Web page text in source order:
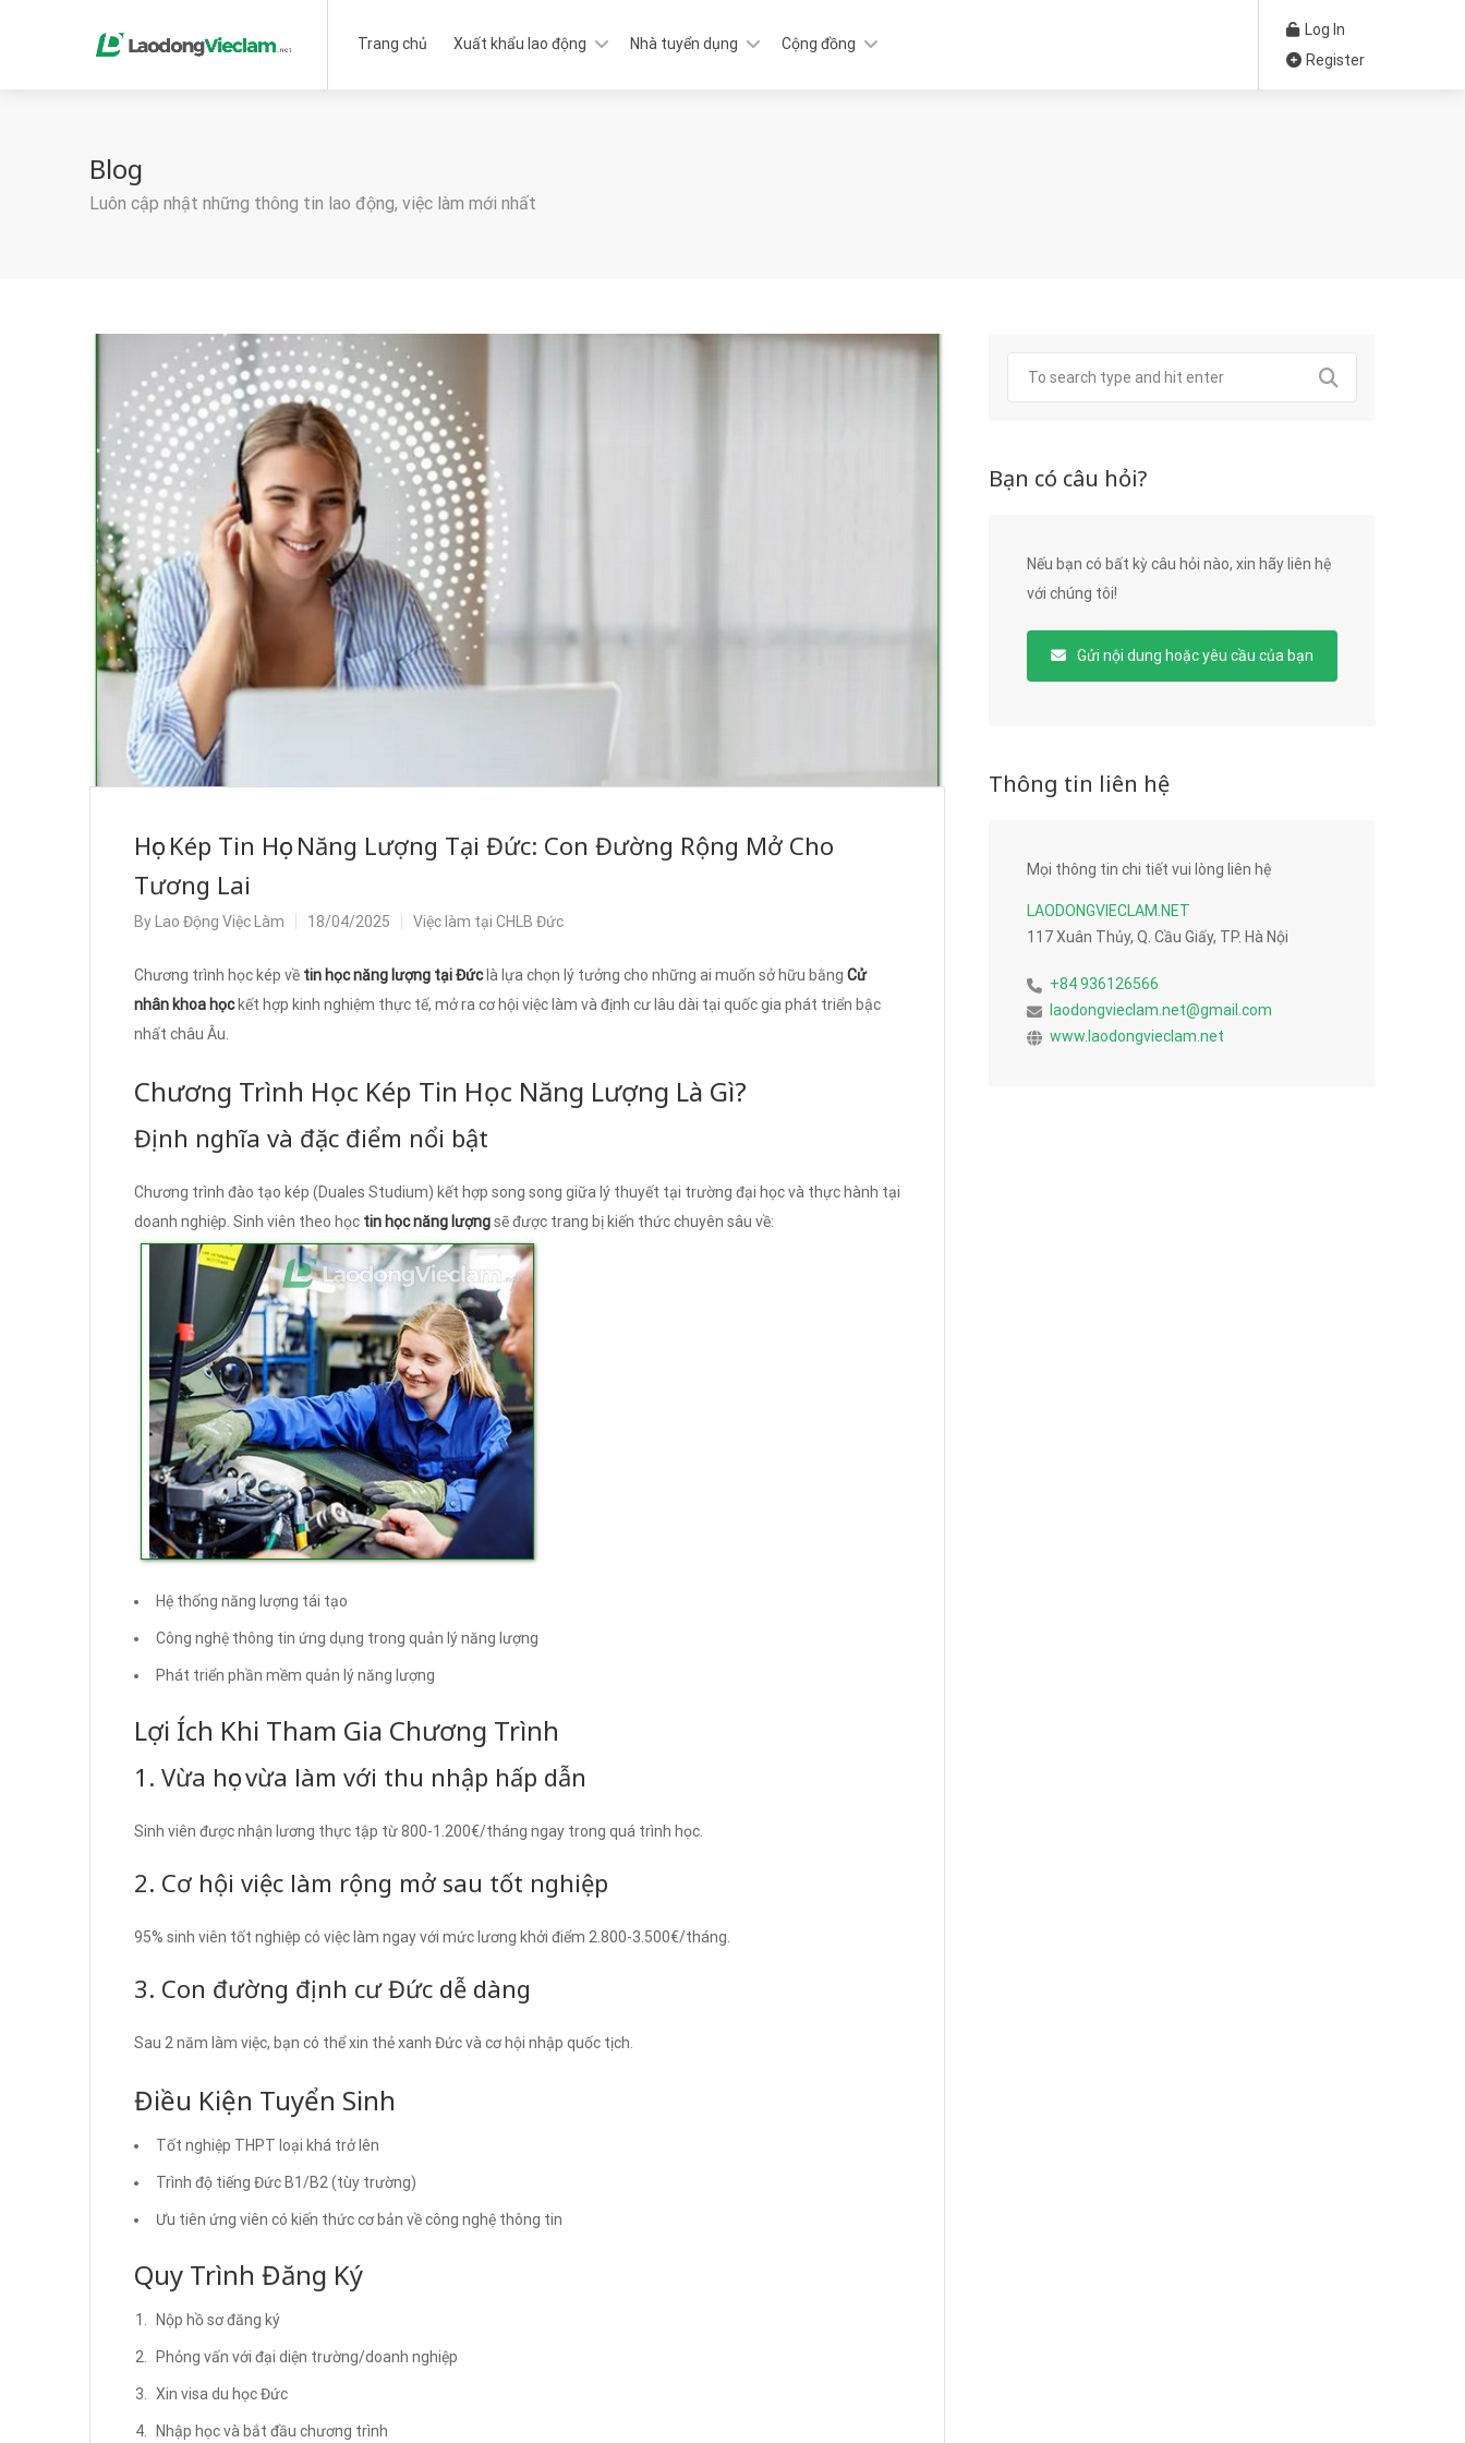
Trang chủ Xuất khẩu lao động Nhà tuyển dụng Cộng đồng
Log In
Register
Blog
Luôn cập nhật những thông tin lao động, việc làm mới nhất
Học Kép Tin Học Năng Lượng Tại Đức: Con Đường Rộng Mở Cho
Tương Lai
By Lao Động Việc Làm 18/04/2025 Việc làm tại CHLB Đức
Chương trình học kép về tin học năng lượng tại Đứclà lựa chọn lý tưởng cho những ai muốn sở hữu bằng Cử
nhân khoa họckết hợp kinh nghiệm thực tế, mở ra cơ hội việc làm và định cư lâu dài tại quốc gia phát triển bậc
nhất châu Âu.
Chương Trình Học Kép Tin Học Năng Lượng Là Gì?
Định nghĩa và đặc điểm nổi bật
Chương trình đào tạo kép (Duales Studium) kết hợp song song giữa lý thuyết tại trường đại học và thực hành tại
doanh nghiệp. Sinh viên theo học tin học năng lượngsẽ được trang bị kiến thức chuyên sâu về:
Hệ thống năng lượng tái tạo
Công nghệ thông tin ứng dụng trong quản lý năng lượng
Phát triển phần mềm quản lý năng lượng
Lợi Ích Khi Tham Gia Chương Trình
1. Vừa học vừa làm với thu nhập hấp dẫn
Sinh viên được nhận lương thực tập từ 800-1.200€/tháng ngay trong quá trình học.
2. Cơ hội việc làm rộng mở sau tốt nghiệp
95% sinh viên tốt nghiệp có việc làm ngay với mức lương khởi điểm 2.800-3.500€/tháng.
3. Con đường định cư Đức dễ dàng
Sau 2 năm làm việc, bạn có thể xin thẻ xanh Đức và cơ hội nhập quốc tịch.
Điều Kiện Tuyển Sinh
Tốt nghiệp THPT loại khá trở lên
Trình độ tiếng Đức B1/B2 (tùy trường)
Ưu tiên ứng viên có kiến thức cơ bản về công nghệ thông tin
Quy Trình Đăng Ký
Nộp hồ sơ đăng ký
Phỏng vấn với đại diện trường/doanh nghiệp
Xin visa du học Đức
Nhập học và bắt đầu chương trình
Bạn có câu hỏi?
Nếu bạn có bất kỳ câu hỏi nào, xin hãy liên hệ
với chúng tôi!
Gửi nội dung hoặc yêu cầu của bạn
Thông tin liên hệ
Mọi thông tin chi tiết vui lòng liên hệ
LAODONGVIECLAM.NET
117 Xuân Thủy, Q. Cầu Giấy, TP. Hà Nội
+84 936126566
laodongvieclam.net@gmail.com
www.laodongvieclam.net